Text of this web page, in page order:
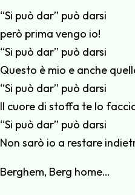
“Si può dar” può darsi
però prima vengo io!
“Si può dar” può darsi
Questo è mio e anche
“Si può dar” può darsi
Il cuore di stoffa te lo
“Si può dar” può darsi
Non sarò io a restare
Berghem, Berg home…